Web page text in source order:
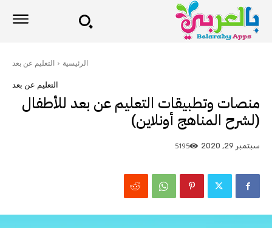
الرئيسية التعليم عن بعد
التعليم عن بعد
منصات وتطبيقات التعليم عن بعد للأطفال
(لشرح المناهج أونلاين)
سبتمبر 29, 2020 5195